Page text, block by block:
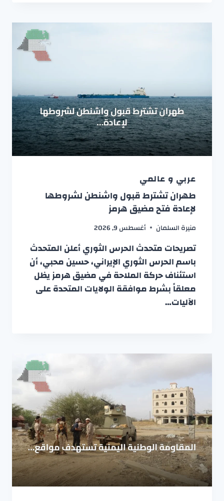
عربي و عالمي
طهران تشترط قبول واشنطن لشروطها
لإعادة فتح مضيق هرمز
منيرة السلمان أغسطس 9, 2026
تصريحات متحدث الحرس الثوري أعلن المتحدث
باسم الحرس الثوري الإيراني، حسين محبي، أن
استئناف حركة الملاحة في مضيق هرمز يظل
معلقاً بشرط موافقة الولايات المتحدة على
الآليات…